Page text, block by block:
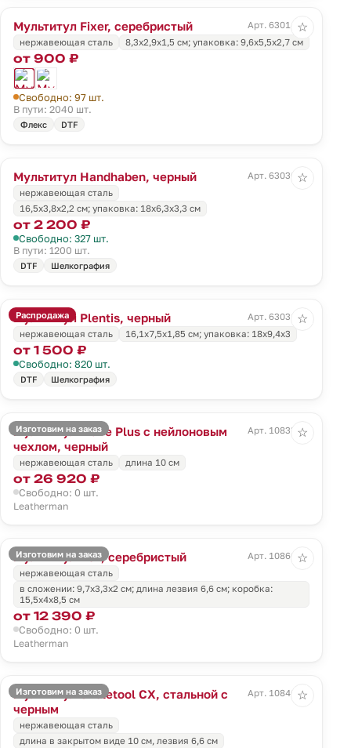
Мультитул Fixer, серебристый
Арт. 63014.10
нержавеющая сталь
8,3x2,9x1,5 см; упаковка: 9,6х5,5х2,7 см
от 900 ₽
Свободно: 97 шт.
В пути: 2040 шт.
Флекс DTF
☆
Мультитул Handhaben, черный
Арт. 63030.30
нержавеющая сталь
16,5x3,8x2,2 см; упаковка: 18x6,3x3,3 см
от 2 200 ₽
Свободно: 327 шт.
В пути: 1200 шт.
DTF Шелкография
☆
Распродажа
Мультитул Plentis, черный
Арт. 63031.30
нержавеющая сталь
16,1х7,5х1,85 см; упаковка: 18x9,4x3
от 1 500 ₽
Свободно: 820 шт.
DTF Шелкография
☆
Изготовим на заказ
Мультитул Wave Plus с нейлоновым
чехлом, черный
Арт. 10833.30
нержавеющая сталь длина 10 см
от 26 920 ₽
Свободно: 0 шт.
Leatherman
☆
Изготовим на заказ
Мультитул Rev, серебристый
Арт. 10866.10
нержавеющая сталь
в сложении: 9,7х3,3х2 см; длина лезвия 6,6 см; коробка:
15,5х4х8,5 см
от 12 390 ₽
Свободно: 0 шт.
Leatherman
☆
Изготовим на заказ
Мультитул Skeletool CX, стальной с
черным
Арт. 10846.13
нержавеющая сталь
длина в закрытом виде 10 см, лезвия 6,6 см
☆